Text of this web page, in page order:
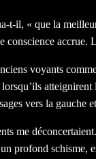
t-il, « que la
conscience accrue.
voyants
vers la gauche
me
profond schisme,